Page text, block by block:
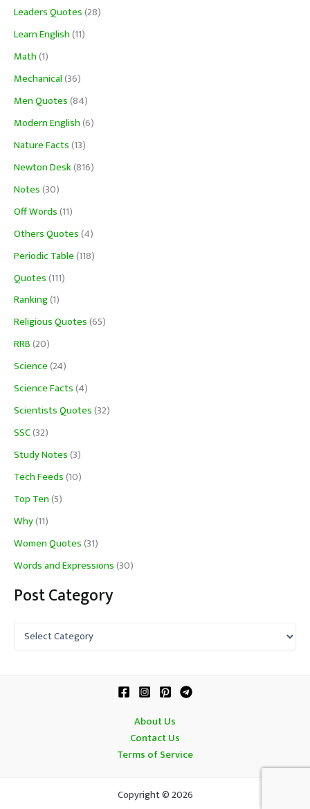
Leaders Quotes(28)
Learn English(11)
Math(1)
Mechanical(36)
Men Quotes(84)
Modern English(6)
Nature Facts(13)
Newton Desk(816)
Notes(30)
Off Words(11)
Others Quotes(4)
Periodic Table(118)
Quotes(111)
Ranking(1)
Religious Quotes(65)
RRB(20)
Science(24)
Science Facts(4)
Scientists Quotes(32)
SSC(32)
Study Notes(3)
Tech Feeds(10)
Top Ten(5)
Why(11)
Women Quotes(31)
Words and Expressions(30)
Post Category
About Us
Contact Us
Terms of Service
Copyright © 2026